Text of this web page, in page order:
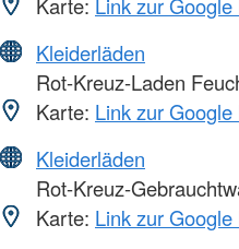
Karte: Link zur
Kleiderläden
Rot-Kreuz-Laden
Karte: Link zur
Kleiderläden
Rot-Kreuz-
Karte: Link zur